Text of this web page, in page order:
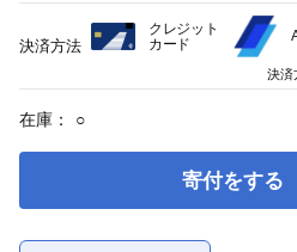
在庫： ○
寄付をする
決済方法
クレジット
カード
決済